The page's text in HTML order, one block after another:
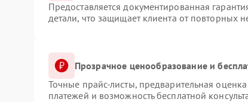
Предоставляется документированная
детали, что защищает клиента от повторных
Прозрачное ценообразование и
Точные прайс-листы, предварительная
платежей и возможность бесплатной